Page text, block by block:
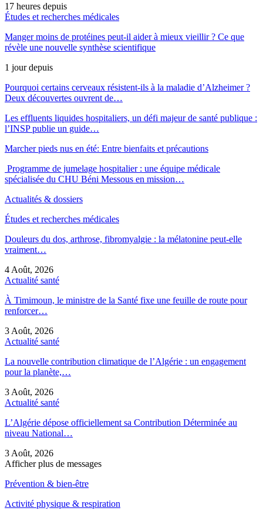
17 heures depuis
Études et recherches médicales
Manger moins de protéines peut-il aider à mieux vieillir ? Ce que
révèle une nouvelle synthèse scientifique
1 jour depuis
Pourquoi certains cerveaux résistent-ils à la maladie d’Alzheimer ?
Deux découvertes ouvrent de…
Les effluents liquides hospitaliers, un défi majeur de santé publique :
l’INSP publie un guide…
Marcher pieds nus en été: Entre bienfaits et précautions
Programme de jumelage hospitalier : une équipe médicale
spécialisée du CHU Béni Messous en mission…
Actualités & dossiers
Études et recherches médicales
Douleurs du dos, arthrose, fibromyalgie : la mélatonine peut-elle
vraiment…
4 Août, 2026
Actualité santé
À Timimoun, le ministre de la Santé fixe une feuille de route pour
renforcer…
3 Août, 2026
Actualité santé
La nouvelle contribution climatique de l’Algérie : un engagement
pour la planète,…
3 Août, 2026
Actualité santé
L’Algérie dépose officiellement sa Contribution Déterminée au
niveau National…
3 Août, 2026
Afficher plus de messages
Prévention & bien-être
Activité physique & respiration